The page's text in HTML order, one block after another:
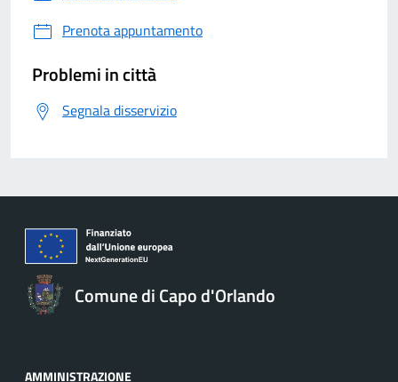
Prenota appuntamento
Problemi in città
Segnala disservizio
Comune di Capo d'Orlando
AMMINISTRAZIONE